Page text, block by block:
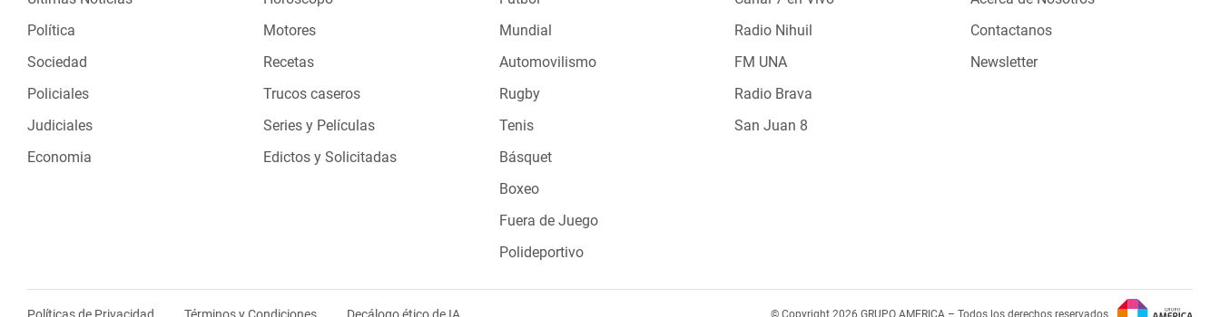
Política
Sociedad
Policiales
Judiciales
Economia
Motores
Recetas
Trucos caseros
Series y Películas
Edictos y Solicitadas
Mundial
Automovilismo
Rugby
Tenis
Básquet
Boxeo
Fuera de Juego
Polideportivo
Radio Nihuil
FM UNA
Radio Brava
San Juan 8
Contactanos
Newsletter
© Copyright 2026 GRUPO AMERICA – Todos los derechos reservados